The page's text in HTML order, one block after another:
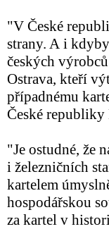
"V České
strany. A i
českých
Ostrava, kteří
případnému
České republiky
"Je ostudné, že
i železničních
kartelem
hospodářskou
za kartel v